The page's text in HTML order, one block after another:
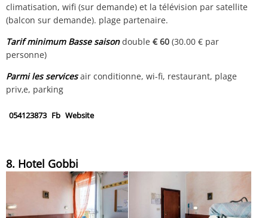
climatisation, wifi (sur demande) et la télévision par satellite
(balcon sur demande). plage partenaire.
Tarif minimum Basse saisondouble€ 60 (30.00 € par
personne)
Parmi les servicesair conditionne, wi-fi, restaurant, plage
priv‚e, parking
054123873 Fb Website
8. Hotel Gobbi